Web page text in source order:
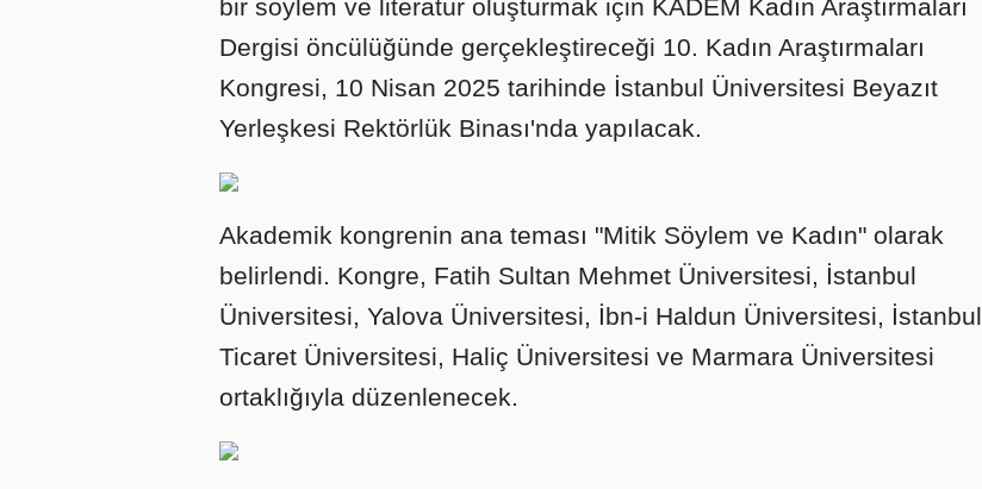
bir söylem ve literatür oluşturmak için KADEM Kadın Araştırmaları
Dergisi öncülüğünde gerçekleştireceği 10. Kadın Araştırmaları
Kongresi, 10 Nisan 2025 tarihinde İstanbul Üniversitesi Beyazıt
Yerleşkesi Rektörlük Binası'nda yapılacak.
Akademik kongrenin ana teması "Mitik Söylem ve Kadın" olarak
belirlendi. Kongre, Fatih Sultan Mehmet Üniversitesi, İstanbul
Üniversitesi, Yalova Üniversitesi, İbn-i Haldun Üniversitesi, İstanbul
Ticaret Üniversitesi, Haliç Üniversitesi ve Marmara Üniversitesi
ortaklığıyla düzenlenecek.